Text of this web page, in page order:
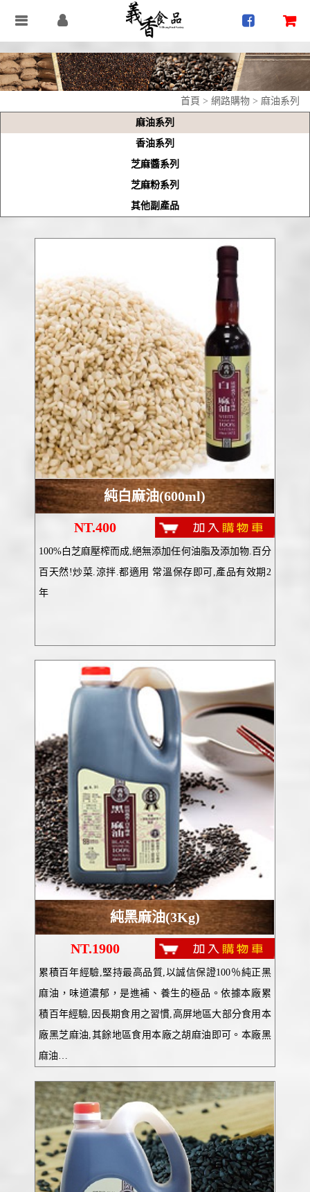
首頁 > 網路購物 > 麻油系列
麻油系列
香油系列
芝麻醬系列
芝麻粉系列
其他副產品
純白麻油(600ml)
NT.400
100%白芝麻壓榨而成,絕無添加任何油脂及添加物.百分
百天然!炒菜.涼拌.都適用 常溫保存即可,產品有效期2
年
純黑麻油(3Kg)
NT.1900
累積百年經驗,堅持最高品質,以誠信保證100％純正黑
麻油，味道濃郁，是進補、養生的極品。依據本廠累
積百年經驗,因長期食用之習慣,高屏地區大部分食用本
廠黑芝麻油,其餘地區食用本廠之胡麻油即可。本廠黑
麻油…